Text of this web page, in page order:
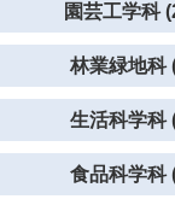
園芸工学科
林業緑地科
生活科学科
食品科学科